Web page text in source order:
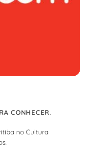
CONHECER.
no Cultura